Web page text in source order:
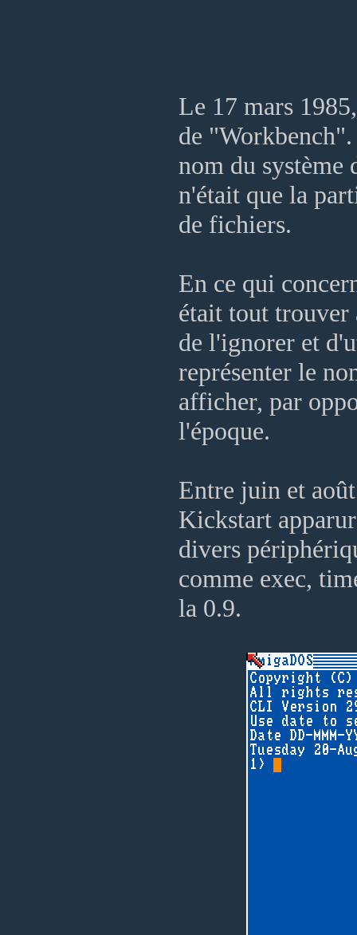
Le 17 mars
de
nom du
n'était que la
de fichiers.
En ce qui
était tout
de l'ignorer et
représenter le
afficher, par
l'époque.
Entre juin et
Kickstart
divers
comme exec,
la 0.9.